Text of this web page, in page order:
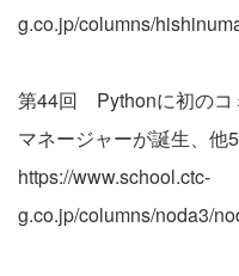
g.co.jp/columns/
第44回 Pythonに初のコ
マネージャーが誕生、他
https://www.school.ctc-
g.co.jp/columns/noda3/